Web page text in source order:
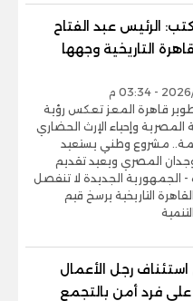
الرئيس عبد الفتاح
التاريخية وجهها
قاهرة المعز تعكس رؤية
وإحياء الإرث الحضاري
مشروع وطني يستعيد
المصري ويعيد تقديم
- الجمهورية الجديدة لا تنفصل
التاريخية يرسخ قيم
استئناف رجل الأعمال
على فرد أمن بالتجمع